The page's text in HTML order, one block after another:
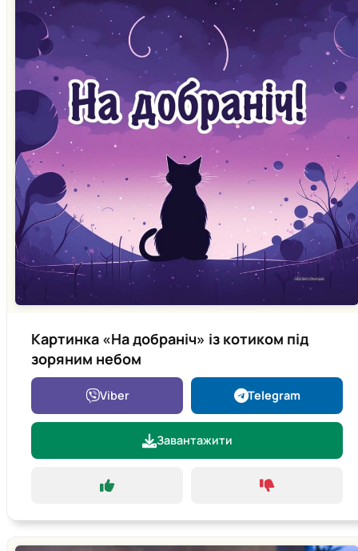
Картинка «На добраніч» із котиком під
зоряним небом
Viber Telegram
Завантажити